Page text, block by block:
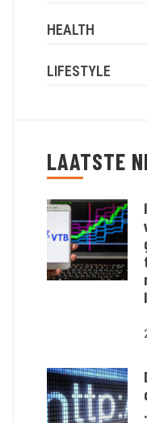
HEALTH
LIFESTYLE
LAATSTE